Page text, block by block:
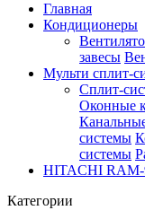
Главная
Кондиционеры
завесы
Мульти сплит-
Сплит-
Оконные
системы
системы
HITACHI RAM-
Категории